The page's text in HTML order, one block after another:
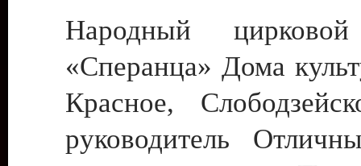
Народный цирковой
«Сперанца» Дома
Красное,
руководитель